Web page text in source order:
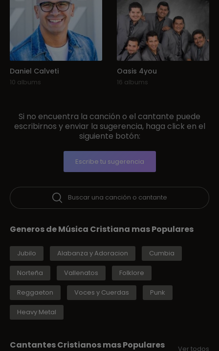
Daniel Calveti
10 albums
Oasis 4you
16 albums
Si no encuentra la canción o el cantante puede
escribirnos y enviar la sugerencia, haga click en el
siguiente botón:
Escribe tu sugerencia
Buscar una canción o cantante
Generos de Música Cristiana mas Populares
Jubilo Alabanza y Adoracion Cumbia
Norteña Vallenatos Folklore
Reggaeton Voces y Cuerdas Punk
Heavy Metal
Cantantes Cristianos mas Populares Ver todos